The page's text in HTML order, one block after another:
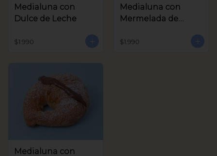
Medialuna con
Dulce de Leche
$1.990
Medialuna con
Mermelada de
$1.990
Medialuna con